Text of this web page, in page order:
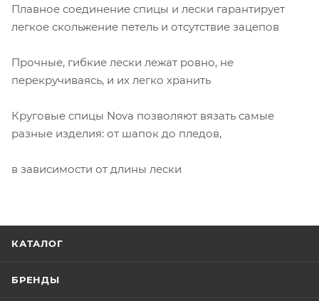
Плавное соединение спицы и лески гарантирует
легкое скольжение петель и отсутствие зацепов
Прочные, гибкие лески лежат ровно, не
перекручиваясь, и их легко хранить
Круговые спицы Nova позволяют вязать самые
разные изделия: от шапок до пледов,
в зависимости от длины лески
КАТАЛОГ
БРЕНДЫ